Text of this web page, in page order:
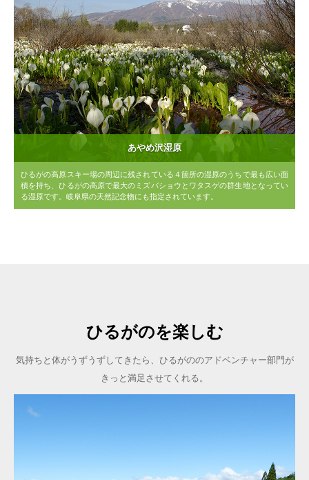
あやめ沢湿原
ひるがの高原スキー場の周辺に残されている４箇所の湿原のうちで最も広い面
積を持ち、ひるがの高原で最大のミズバショウとワタスゲの群生地となってい
る湿原です。岐阜県の天然記念物にも指定されています。
ひるがのを楽しむ
気持ちと体がうずうずしてきたら、ひるがののアドベンチャー部門が
きっと満足させてくれる。